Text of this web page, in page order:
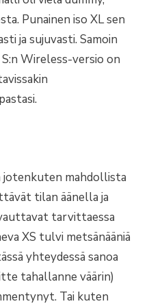
Punainen iso XL sen
ja sujuvasti. Samoin
Wireless-versio on
jotenkuten mahdollista
tilan äänella ja
tarvittaessa
XS tulvi metsänääniä
yhteydessä sanoa
tahallanne väärin)
Tai kuten